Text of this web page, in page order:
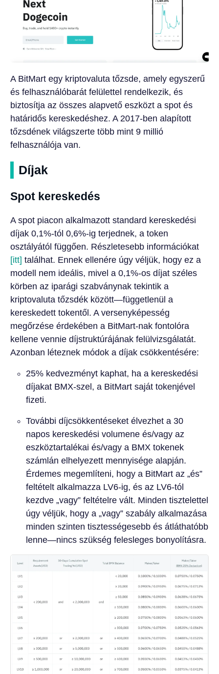
A BitMart egy kriptovaluta tőzsde, amely egyszerű
és felhasználóbarát felülettel rendelkezik, és
biztosítja az összes alapvető eszközt a spot és
határidős kereskedéshez. A 2017-ben alapított
tőzsdének világszerte több mint 9 millió
felhasználója van.
Díjak
Spot kereskedés
A spot piacon alkalmazott standard kereskedési
díjak 0,1%-tól 0,6%-ig terjednek, a token
osztályától függően. Részletesebb információkat
[itt] találhat. Ennek ellenére úgy véljük, hogy ez a
modell nem ideális, mivel a 0,1%-os díjat széles
körben az iparági szabványnak tekintik a
kriptovaluta tőzsdék között—függetlenül a
kereskedett tokentől. A versenyképesség
megőrzése érdekében a BitMart-nak fontolóra
kellene vennie díjstruktúrájának felülvizsgálatát.
Azonban léteznek módok a díjak csökkentésére:
25% kedvezményt kaphat, ha a kereskedési
díjakat BMX-szel, a BitMart saját tokenjével
fizeti.
További díjcsökkentéseket élvezhet a 30
napos kereskedési volumene és/vagy az
eszköztartalékai és/vagy a BMX tokenek
számlán elhelyezett mennyisége alapján.
Érdemes megemlíteni, hogy a BitMart az „és”
feltételt alkalmazza LV6-ig, és az LV6-tól
kezdve „vagy” feltételre vált. Minden tisztelettel
úgy véljük, hogy a „vagy” szabály alkalmazása
minden szinten tisztességesebb és átláthatóbb
lenne—nincs szükség felesleges bonyolításra.